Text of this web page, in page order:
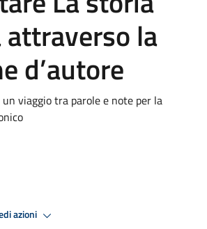
attraverso la
d’autore
viaggio tra parole e note per la
azioni